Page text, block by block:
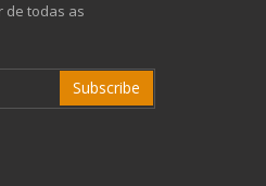
de todas as
Subscribe